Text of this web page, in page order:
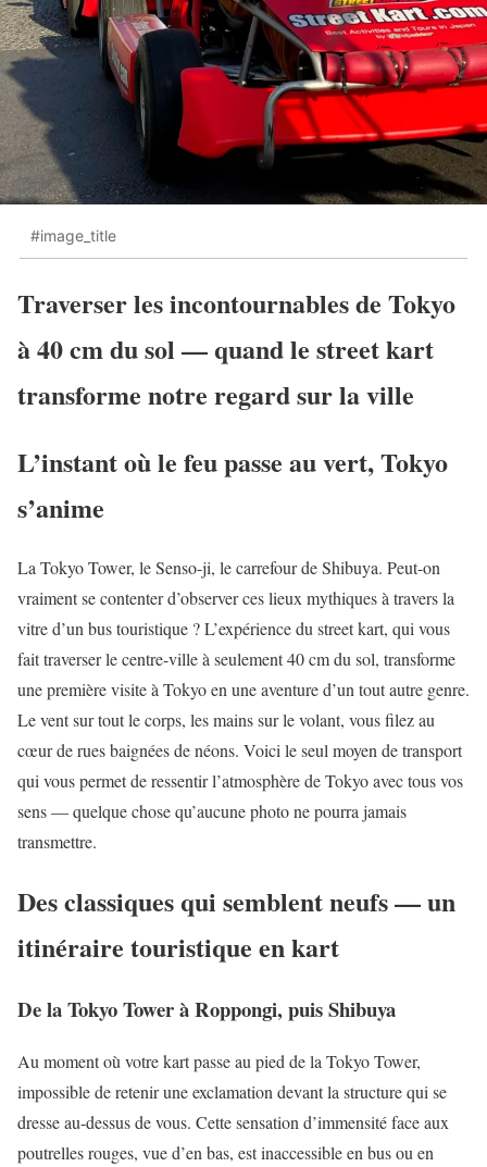
#image_title
Traverser les incontournables de Tokyo
à 40 cm du sol — quand le street kart
transforme notre regard sur la ville
L’instant où le feu passe au vert, Tokyo
s’anime
La Tokyo Tower, le Senso-ji, le carrefour de Shibuya. Peut-on
vraiment se contenter d’observer ces lieux mythiques à travers la
vitre d’un bus touristique ? L’expérience du street kart, qui vous
fait traverser le centre-ville à seulement 40 cm du sol, transforme
une première visite à Tokyo en une aventure d’un tout autre genre.
Le vent sur tout le corps, les mains sur le volant, vous filez au
cœur de rues baignées de néons. Voici le seul moyen de transport
qui vous permet de ressentir l’atmosphère de Tokyo avec tous vos
sens — quelque chose qu’aucune photo ne pourra jamais
transmettre.
Des classiques qui semblent neufs — un
itinéraire touristique en kart
De la Tokyo Tower à Roppongi, puis Shibuya
Au moment où votre kart passe au pied de la Tokyo Tower,
impossible de retenir une exclamation devant la structure qui se
dresse au-dessus de vous. Cette sensation d’immensité face aux
poutrelles rouges, vue d’en bas, est inaccessible en bus ou en